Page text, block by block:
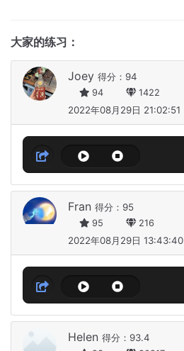
大家的练习：
Joey 得分：94
94 1422
2022年08月29日 21:02:51
Fran 得分：95
95 216
2022年08月29日 13:43:40
Helen 得分：93.4